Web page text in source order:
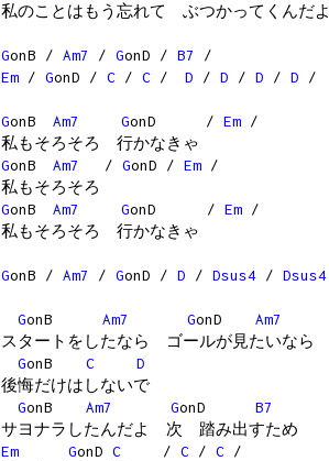
私のことはもう忘れて ぶつかってくんだよ
GonB / Am7 / GonD / B7
/
Em / GonD / C / C / D / D / D / D /
GonB Am7 GonD / Em /
私もそろそろ 行かなきゃ
GonB Am7 / GonD / Em /
私もそろそろ
GonB Am7 GonD / Em /
私もそろそろ 行かなきゃ
GonB / Am7 / GonD / D / Dsus4 / Dsus4
GonB Am7 GonD Am7
スタートをしたなら ゴールが見たいなら
GonB C
D
後悔だけはしないで
GonB Am7 GonD B7
サヨナラしたんだよ 次 踏み出すため
Em
GonD C / C / C /